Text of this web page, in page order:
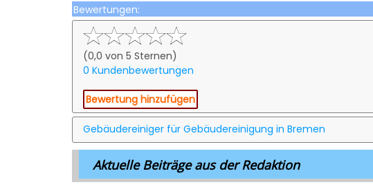
Bewertungen:
(0,0 von 5 Sternen)
0 Kundenbewertungen
Bewertung hinzufügen
Gebäudereiniger für Gebäudereinigung in Bremen
Aktuelle Beiträge aus der Redaktion